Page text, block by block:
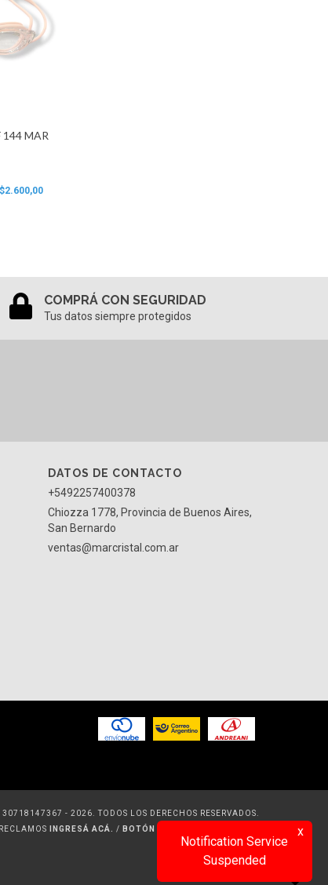
144 MAR
$2.600,00
COMPRÁ CON SEGURIDAD
Tus datos siempre protegidos
DATOS DE CONTACTO
+5492257400378
Chiozza 1778, Provincia de Buenos Aires,
San Bernardo
ventas@marcristal.com.ar
30718147367 - 2026. TODOS LOS DERECHOS RESERVADOS.
INGRESÁ ACÁ. / BOTÓN DE ARREPENTIMIENTO x
Notification Service
Suspended